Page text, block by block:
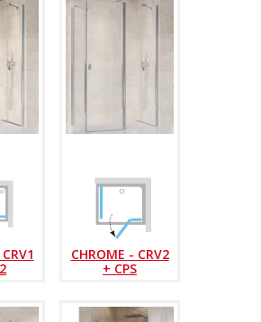
CHROME - CRV2
+ CPS